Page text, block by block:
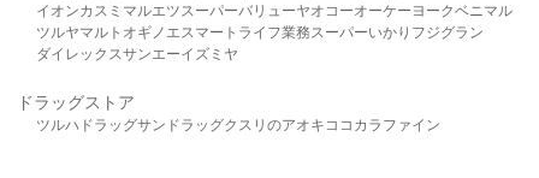
イオンカスミ マルエツスーパーバリューヤオコーオーケー ヨークベニマル
ツルヤマルト オギノ エスマート ライフ業務スーパーいかり フジグラン
ダイレックスサンエーイズミヤ
ドラッグストア
ツルハドラッグサンドラッグクスリのアオキ ココカラファイン